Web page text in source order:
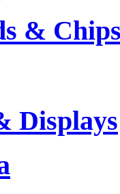
&
Displays